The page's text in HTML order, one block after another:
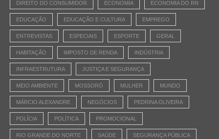
DIREITO DO CONSUMIDOR ECONOMIA ECONOMIA DO RN
EDUCAÇÃO EDUCAÇÃO E CULTURA EMPREGO
ENTREVISTAS ESPECIAIS ESPORTE GERAL
HABITAÇÃO IMPOSTO DE RENDA INDÚSTRIA
INFRAESTRUTURA JUSTIÇA E SEGURANÇA
MEIO AMBIENTE MOSSORÓ MULHER MUNDO
MÁRCIO ALEXANDRE NEGÓCIOS PEDRINA OLIVEIRA
POLÍCIA POLÍTICA PROMOCIONAL
RIO GRANDE DO NORTE SAÚDE SEGURANÇA PÚBLICA